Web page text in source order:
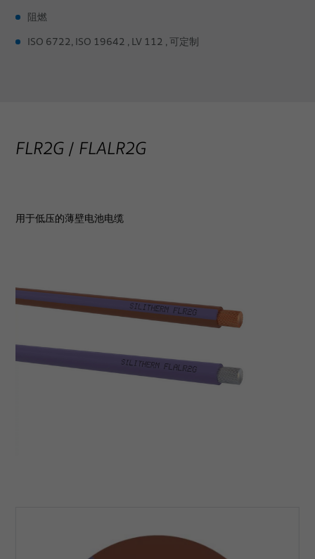
阻燃
ISO 6722, ISO 19642 , LV 112 , 可定制
FLR2G / FLALR2G
用于低压的薄壁电池电缆